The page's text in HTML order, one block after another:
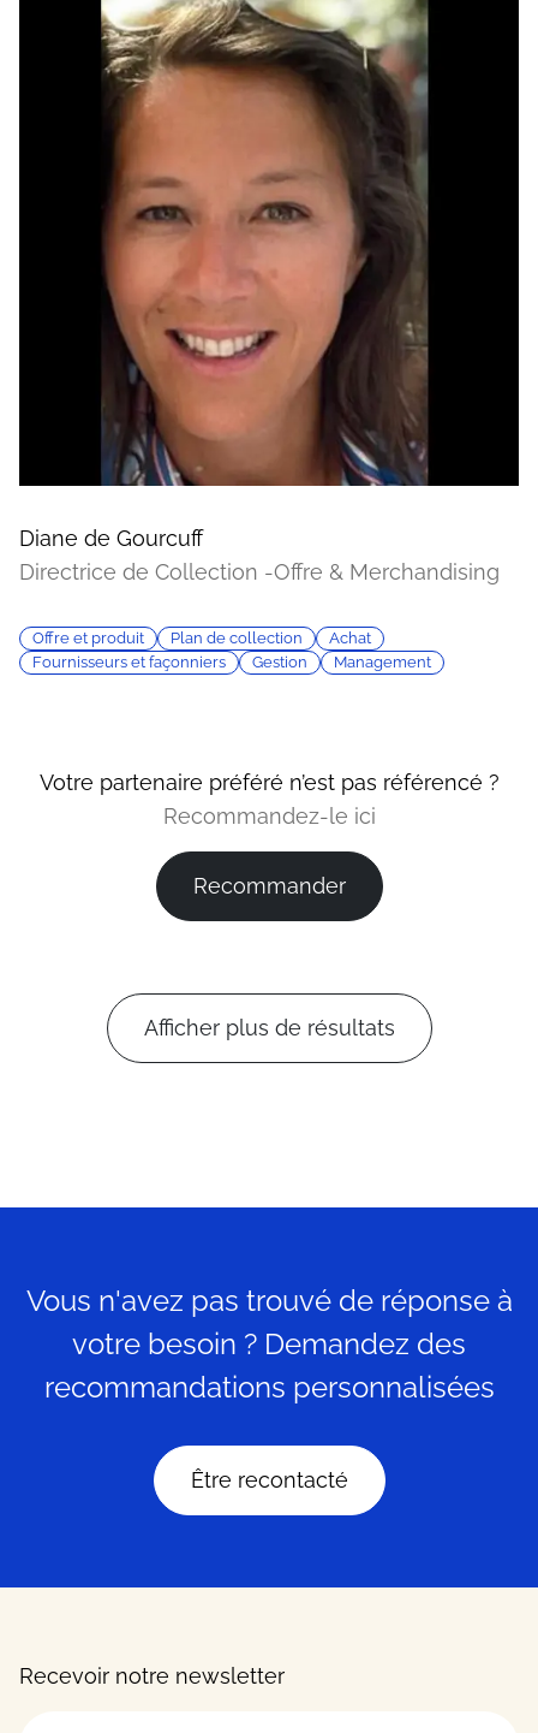
Diane de Gourcuff
Directrice de Collection -Offre & Merchandising
Offre et produit Plan de collection
Achat
Fournisseurs et façonniers
Gestion Management
Votre partenaire préféré n’est pas référencé ?
Recommandez-le ici
Recommander
Afficher plus de résultats
Vous n'avez pas trouvé de réponse à
votre besoin ? Demandez des
recommandations personnalisées
Être recontacté
Recevoir notre newsletter